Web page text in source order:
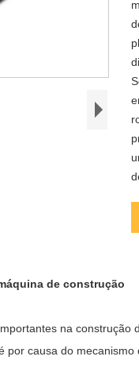
de construção
na
por causa do